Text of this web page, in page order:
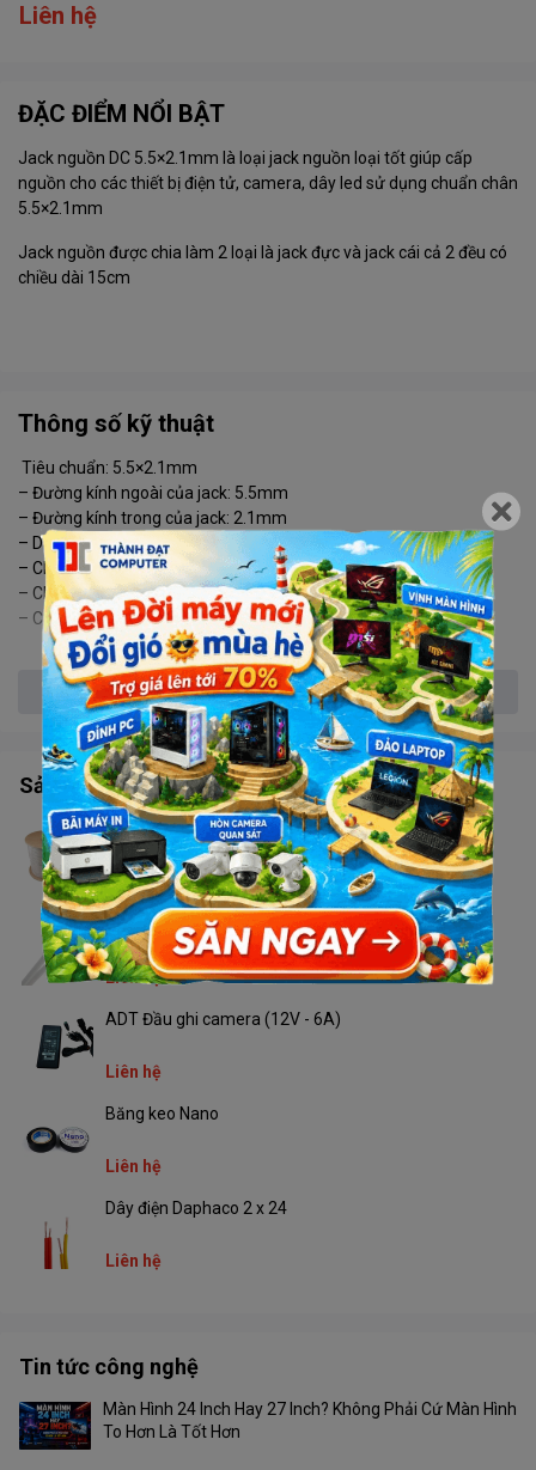
Liên hệ
ĐẶC ĐIỂM NỔI BẬT
Jack nguồn DC 5.5×2.1mm là loại jack nguồn loại tốt giúp cấp
nguồn cho các thiết bị điện tử, camera, dây led sử dụng chuẩn chân
5.5×2.1mm
Jack nguồn được chia làm 2 loại là jack đực và jack cái cả 2 đều có
chiều dài 15cm
Thông số kỹ thuật
Tiêu chuẩn: 5.5×2.1mm
– Đường kính ngoài của jack: 5.5mm
– Đường kính trong của jack: 2.1mm
– Dạng lò xo
– Chiều dài 1 jack: 15cm
– Chiều dài 1 cặp jack: 30cm
– Cân nặng: ~5g
Xem thêm
Sản phẩm tương tự
Cáp đồng trục DTH/ SINO
Liên hệ
Cáp Superlink RG59+2C
Liên hệ
ADT Đầu ghi camera (12V - 6A)
Liên hệ
Băng keo Nano
Liên hệ
Dây điện Daphaco 2 x 24
Liên hệ
Tin tức công nghệ
Màn Hình 24 Inch Hay 27 Inch? Không Phải Cứ Màn Hình
To Hơn Là Tốt Hơn